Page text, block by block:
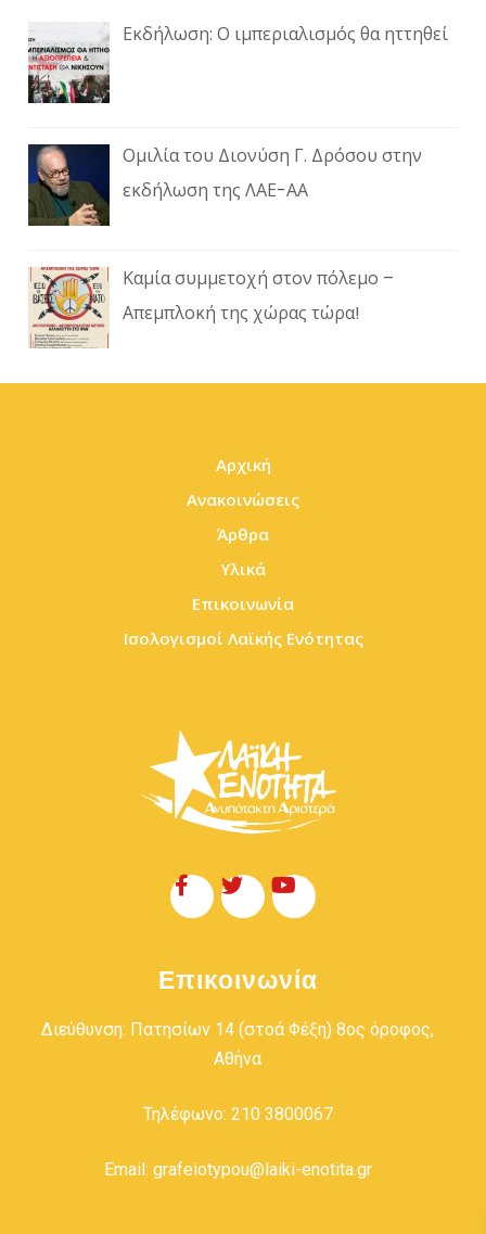
Εκδήλωση: Ο ιμπεριαλισμός θα ηττηθεί
Ομιλία του Διονύση Γ. Δρόσου στην
εκδήλωση της ΛΑΕ-ΑΑ
Καμία συμμετοχή στον πόλεμο –
Απεμπλοκή της χώρας τώρα!
Αρχική
Ανακοινώσεις
Άρθρα
Υλικά
Επικοινωνία
Ισολογισμοί Λαϊκής Ενότητας
Επικοινωνία
Διεύθυνση: Πατησίων 14 (στοά Φέξη) 8ος όροφος,
Αθήνα
Τηλέφωνο: 210 3800067
Email: grafeiotypou@laiki-enotita.gr